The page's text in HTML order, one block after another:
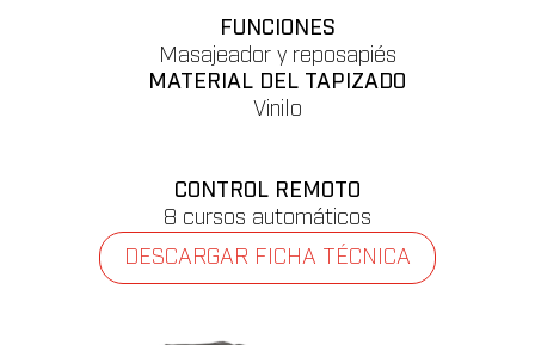
FUNCIONES⁣
Masajeador y reposapiés⁣
MATERIAL DEL TAPIZADO⁣
Vinilo⁣
CONTROL REMOTO⁣
8 cursos automáticos⁣
DESCARGAR FICHA TÉCNICA